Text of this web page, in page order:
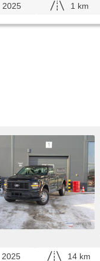
2025 1 km
2025 14 km